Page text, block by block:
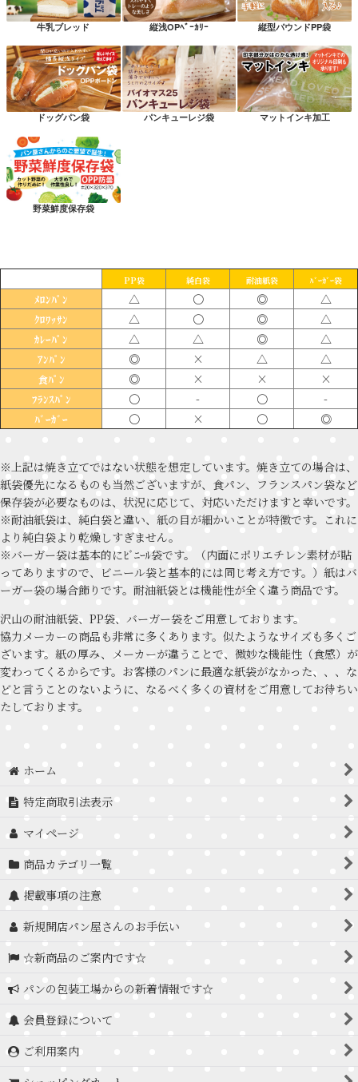
牛乳ブレッド 縦浅OPﾍﾞｰｶﾘｰ 縦型パウンドPP袋
ドッグパン袋 パンキューレジ袋 マットインキ加工
野菜鮮度保存袋
PP袋 純白袋 耐油紙袋 ﾊﾞｰｶﾞｰ袋
ﾒﾛﾝﾊﾟﾝ △ 〇 ◎ △
ｸﾛﾜｯｻﾝ △ 〇 ◎ △
ｶﾚｰﾊﾟﾝ △ △ ◎ △
ｱﾝﾊﾟﾝ ◎ × △ △
食ﾊﾟﾝ ◎ × × ×
ﾌﾗﾝｽﾊﾟﾝ 〇 - 〇 -
ﾊﾞｰｶﾞｰ 〇 × 〇 ◎
※上記は焼き立てではない状態を想定しています。焼き立ての場合は、
紙袋優先になるものも当然ございますが、食パン、フランスパン袋など
保存袋が必要なものは、状況に応じて、対応いただけますと幸いです。
※耐油紙袋は、純白袋と違い、紙の目が細かいことが特徴です。これに
より純白袋より乾燥しすぎません。
※バーガー袋は基本的にﾋﾞﾆｰﾙ袋です。（内面にポリエチレン素材が貼
ってありますので、ビニール袋と基本的には同じ考え方です。）紙はバ
ーガー袋の場合飾りです。耐油紙袋とは機能性が全く違う商品です。
沢山の耐油紙袋、PP袋、バーガー袋をご用意しております。
協力メーカーの商品も非常に多くあります。似たようなサイズも多くご
ざいます。紙の厚み、メーカーが違うことで、微妙な機能性（食感）が
変わってくるからです。お客様のパンに最適な紙袋がなかった、、、な
どと言うことのないように、なるべく多くの資材をご用意してお待ちい
たしております。
ホーム
特定商取引法表示
マイページ
商品カテゴリ一覧
掲載事項の注意
新規開店パン屋さんのお手伝い
☆新商品のご案内です☆
パンの包装工場からの新着情報です☆
会員登録について
ご利用案内